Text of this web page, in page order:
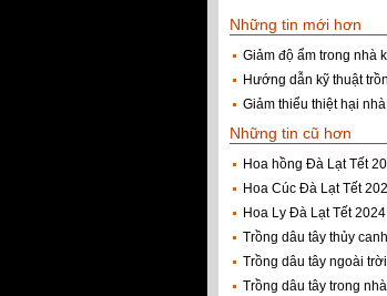
Những tin mới hơn
Giảm độ ẩm trong nhà
Hướng dẫn kỹ thuật
Giảm thiểu thiệt hại
Những tin cũ hơn
Hoa hồng Đà Lạt Tết
Hoa Cúc Đà Lạt Tết
Hoa Ly Đà Lạt Tết 2024
Trồng dâu tây thủy
Trồng dâu tây ngoài
Trồng dâu tây trong